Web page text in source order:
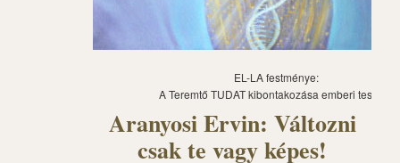
EL-LA festménye:
A Teremtő TUDAT kibontakozása emberi testben
Aranyosi Ervin: Változni
csak te vagy képes!